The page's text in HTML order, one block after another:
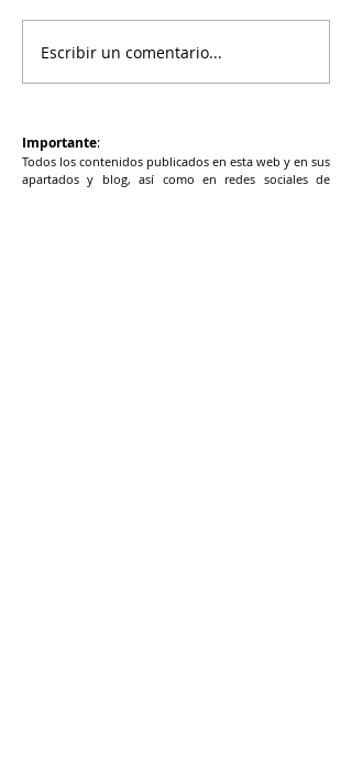
Nutrición celular
funcional
Escribir un comentario...
Importante:
Todos los contenidos publicados en esta web y en sus
apartados y blog, así como en redes sociales de